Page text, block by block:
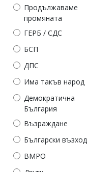
Продължаваме
промяната
ГЕРБ / СДС
БСП
ДПС
Има такъв народ
Демократична
България
Възраждане
Български възход
ВМРО